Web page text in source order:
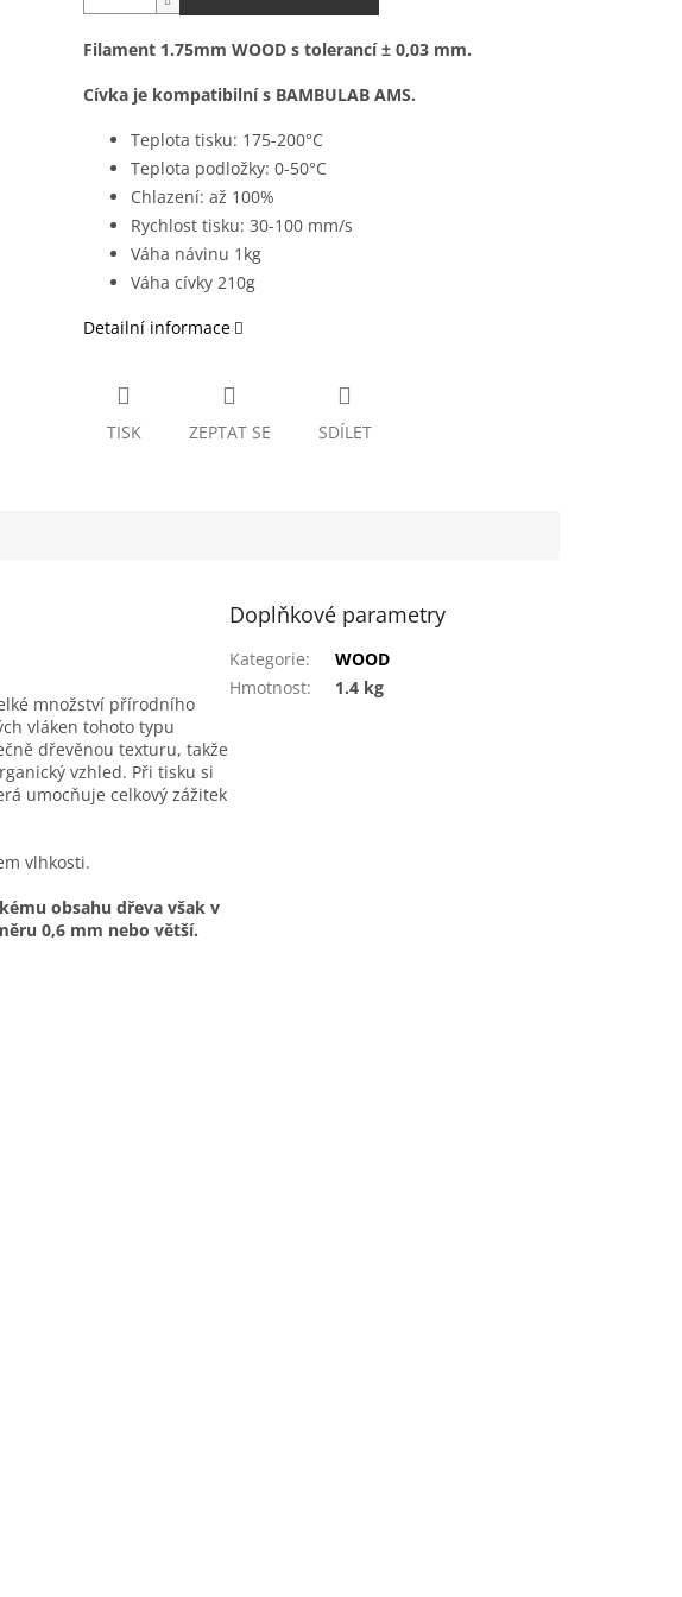
Filament 1.75mm WOOD s tolerancí ± 0,03 mm.
Cívka je kompatibilní s BAMBULAB AMS.
Teplota tisku: 175-200°C
Teplota podložky: 0-50°C
Chlazení: až 100%
Rychlost tisku: 30-100 mm/s
Váha návinu 1kg
Váha cívky 210g
Detailní informace
TISK ZEPTAT SE SDÍLET
množství přírodního
vláken tohoto typu
dřevěnou texturu, takže
vzhled. Při tisku si
umocňuje celkový zážitek
vlhkosti.
obsahu dřeva však v
0,6 mm nebo větší.
Doplňkové parametry
Kategorie:
WOOD
Hmotnost: 1.4 kg